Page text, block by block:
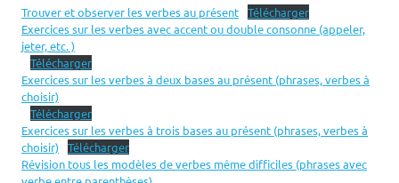
Trouver et observer les verbes au présent Télécharger
Exercices sur les verbes avec accent ou double consonne (appeler,
jeter, etc. )
Télécharger
Exercices sur les verbes à deux bases au présent (phrases, verbes à
choisir)
Télécharger
Exercices sur les verbes à trois bases au présent (phrases, verbes à
choisir) Télécharger
Révision tous les modèles de verbes même difficiles (phrases avec